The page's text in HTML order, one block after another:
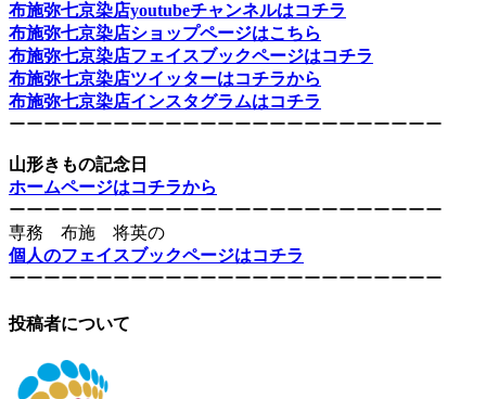
布施弥七京染店youtubeチャンネルはコチラ
布施弥七京染店ショップページはこちら
布施弥七京染店フェイスブックページはコチラ
布施弥七京染店ツイッターはコチラから
布施弥七京染店インスタグラムはコチラ
ーーーーーーーーーーーーーーーーーーーーーーーーー
山形きもの記念日
ホームページはコチラから
ーーーーーーーーーーーーーーーーーーーーーーーーー
専務 布施 将英の
個人のフェイスブックページはコチラ
ーーーーーーーーーーーーーーーーーーーーーーーーー
投稿者について